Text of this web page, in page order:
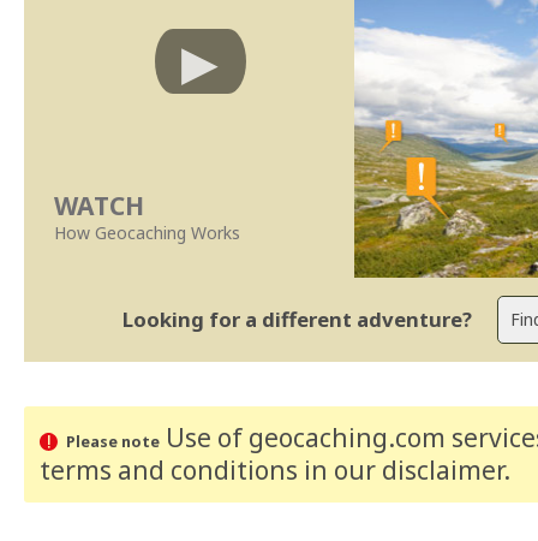
WATCH
How Geocaching Works
Looking for a different adventure?
Please noteUse of geocaching.com
terms and conditions in our disclaimer.